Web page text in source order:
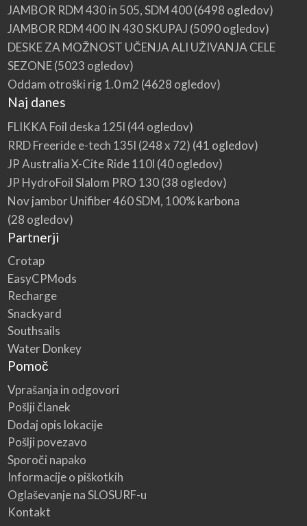
JAMBOR RDM 430 in 505, SDM 400(6498 ogledov)
JAMBOR RDM 400 IN 430 SKUPAJ (5090 ogledov)
DESKE ZA MOŽNOST UČENJA ALI UŽIVANJA CELE
SEZONE(5023 ogledov)
Oddam otroški rig 1.0 m2 (4628 ogledov)
Naj danes
FLIKKA Foil deska 125l (44 ogledov)
RRD Freeride e-tech 135l (248 x 72) (41 ogledov)
JP Australia X-Cite Ride 110l (40 ogledov)
JP HydroFoil Slalom PRO 130(38 ogledov)
Nov jambor Unifiber 460 SDM, 100% karbona
(28 ogledov)
Partnerji
Crotap
EasyCPMods
Recharge
Snackyard
Southsails
Water Donkey
Pomoč
Vprašanja in odgovori
Pošlji članek
Dodaj opis lokacije
Pošlji povezavo
Sporoči napako
Informacije o piškotkih
Oglaševanje na SLOSURF-u
Kontakt